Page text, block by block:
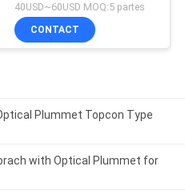
40USD~60USD MOQ:5 partes
CONTACT
Plummet Topcon Type
with Optical Plummet for